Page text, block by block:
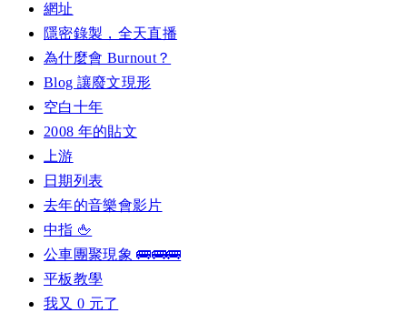
網址
隱密錄製，全天直播
為什麼會 Burnout？
Blog 讓廢文現形
空白十年
2008 年的貼文
上游
日期列表
去年的音樂會影片
中指 🖕
公車團聚現象 🚌🚌🚌
平板教學
我又 0 元了